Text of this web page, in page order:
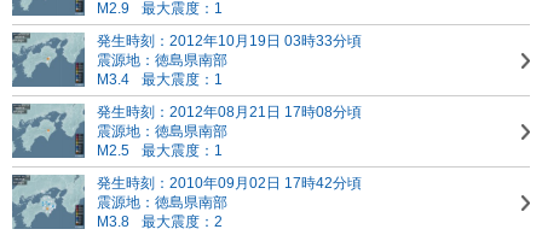
M2.9
最大震度：1
発生時刻：2012年10月19日 03時33分頃
震源地：徳島県南部
M3.4
最大震度：1
発生時刻：2012年08月21日 17時08分頃
震源地：徳島県南部
M2.5
最大震度：1
発生時刻：2010年09月02日 17時42分頃
震源地：徳島県南部
M3.8
最大震度：2